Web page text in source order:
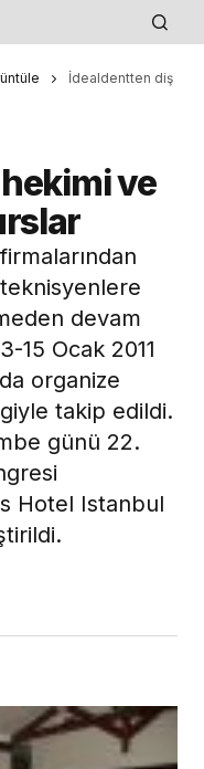
İdealdentten diş
ve
devam
15 Ocak 2011
organize
takip edildi.
günü 22.
Hotel Istanbul